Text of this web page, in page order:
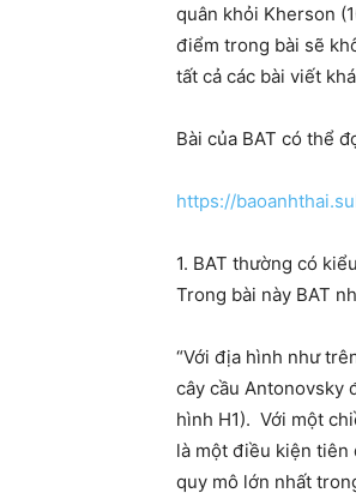
quân khỏi Kherson
điểm trong bài sẽ
tất cả các bài viết
Bài của BAT có thể
https://
1. BAT thường có
Trong bài này BAT
“Với địa hình như
cây cầu Antonovsky
hình H1). Với một
là một điều kiện tiên
quy mô lớn nhất